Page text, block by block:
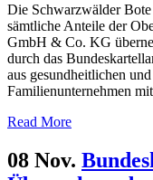
Die Schwarzwälder
sämtliche Anteile der
GmbH & Co. KG
durch das
aus gesundheitlichen
Familienunternehmen
Read More
08 Nov.